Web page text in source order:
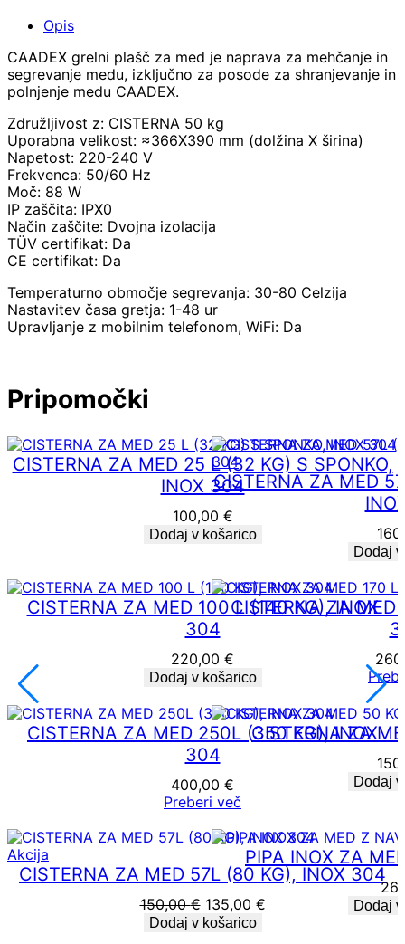
A
M
E
-
Z
A
C
I
S
T
E
R
N
O
5
0
-
C
A
D
E
č
i
Opis
CAADEX grelni plašč za med je naprava za mehčanje in
segrevanje medu, izključno za posode za shranjevanje in
polnjenje medu CAADEX.
Združljivost z: CISTERNA 50 kg
Uporabna velikost: ≈366X390 mm (dolžina X širina)
Napetost: 220-240 V
Frekvenca: 50/60 Hz
Moč: 88 W
IP zaščita: IPX0
Način zaščite: Dvojna izolacija
TÜV certifikat: Da
CE certifikat: Da
Temperaturno območje segrevanja: 30-80 Celzija
Nastavitev časa gretja: 1-48 ur
Upravljanje z mobilnim telefonom, WiFi: Da
Pripomočki
CISTERNA ZA MED 25 L (32 KG) S SPONKO,
INOX 304
100,00 €
Dodaj v košarico
CISTERNA ZA MED
Dodaj
CISTERNA ZA MED 100 L (140 KG), INOX
304
220,00 €
Dodaj v košarico
CISTERNA ZA
CISTERNA ZA MED 250L (350 KG), INOX
304
400,00 €
Preberi več
CISTERNA ZA
Dodaj
Akcija
v
akciji
CISTERNA ZA MED 57L (80 KG), INOX 304
150,00€ Izvirna
cena
135,00 €Trenutna
Dodaj v košarico
PIPA INOX ZA
Dodaj